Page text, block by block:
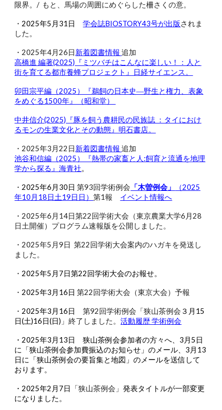
限界。/ もと、馬場の周囲にめぐらした柵さくの意。
・2025年5月31日学会誌BIOSTORY43号が出版されま
した。
・2025年4月26日新着図書情報追加
高橋進 編著(2025)『ミツバチはこんなに楽しい！：人と
街を育てる都市養蜂プロジェクト』日経サイエンス。
卯田宗平編（2025）『鵜飼の日本史―野生と権力、表象
をめぐる1500年』（昭和堂）
中井信介(2025)『豚を飼う農耕民の民族誌 ：タイにおけ
るモンの生業文化とその動態』明石書店。
・2025年3月22日新着図書情報追加
池谷和信編（2025）『熱帯の家畜と人:飼育と流通を地理
学から探る』海青社。
・2025年6月30日第93回学術例会 「木曽例会」
（2025
年10月18日土19日日）第1報 イベント情報へ
・2025年6月14日第22回学術大会（東京農業大学6月28
日土開催）プログラム速報版を公開しました。
・2025年5月9日第22回学術大会案内のハガキを発送し
ました。
・2025年5月7日第22回学術大会のお報せ。
・2025年3月16日第22回学術大会（東京大会）予報
・2025年3月16日第92回学術例会「狭山茶例会 ３月15
日(土)16日(日) 」終了しました。活動履歴 学術例会
・2025年3 月 13日狭山茶例会参加者の方々へ、 3月5日
に「狭山茶例会参加費振込のお知らせ」のメール、3月13
日に「狭山茶例会の要旨集と地図」のメールを送信して
おります。
・2025年2月7日 「狭山茶例会」発表タイトルが一部変更
になりました。